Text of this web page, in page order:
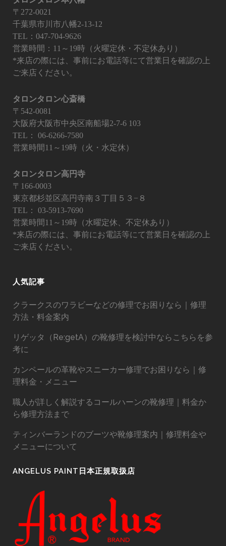
〒272-0021
千葉県市川市八幡2-13-12
TEL：047-704-9626
営業時間：11～19時（火曜定休・不定休あり）
*来店の際には、事前にお電話等にて営業日を確認の上
ご来店ください。
タロンタロン心斎橋
〒542-0081
大阪府大阪市中央区南船場2-7-6 103
TEL：
06-6266-7580
営業時間11～19時（火・水定休）
タロンタロン高円寺
〒166-0003
東京都杉並区高円寺南３丁目５３−８
TEL：
03-5913-7690
営業時間11～19時（水曜定休、不定休あり）
*来店の際には、事前にお電話等にて営業日を確認の上
ご来店ください。
人気記事
クラークスのワラビーなどの修理でお困りなら｜修理
方法・料金案内
リゲッタ（Re:getA）の靴修理を検討中ならこちらを参
考に
カンペールの革靴やスニーカー修理でお困りなら｜修
理料金・メニュー
職人が詳しく解説するコールハーンの靴修理｜料金か
ら修理方法まで
ティンバーランドのブーツや靴修理案内｜修理料金や
メニューについて
ANGELUS PAINT日本正規取扱店